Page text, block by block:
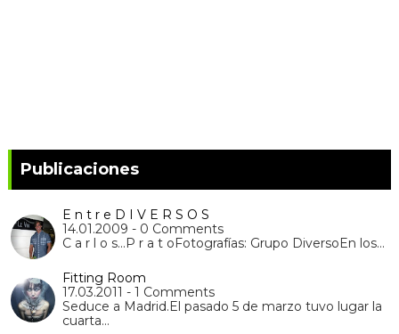
Publicaciones
E n t r e D I V E R S O S
14.01.2009 - 0 Comments
C a r l o s...P r a t oFotografías: Grupo DiversoEn los…
Fitting Room
17.03.2011 - 1 Comments
Seduce a Madrid.El pasado 5 de marzo tuvo lugar la
cuarta…